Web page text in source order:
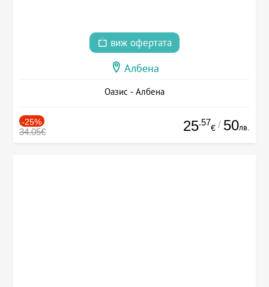
виж офертата
Албена
Оазис - Албена
-25%
34.05€ 25.57
€ / 50лв.